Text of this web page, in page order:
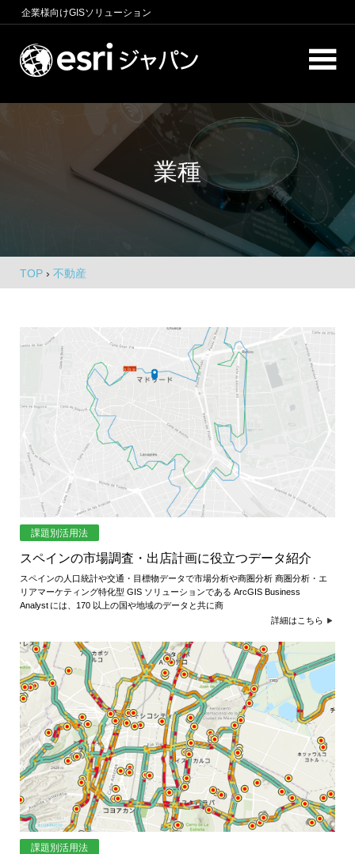
ン
企業様向けGISソリューション
ー
ョ
ン
イ
ン
テ
ジ
ェ
位
置
報
活
の
た
め
の
GIS・
地
図
ケ
テ
析、
リ
ス
対
IoT
等
の
活
用
法
を
ご
紹
介
業種
TOP › 不動産
課題別活用法
スペインの市場調査・出店計画に役立つデータ紹介
スペインの人口統計や交通・目標物データで市場分析や商圏分析 商圏分析・エ
リアマーケティング特化型 GIS ソリューションである ArcGIS Business
Analyst には、170 以上の国や地域のデータと共に商
詳細はこちら
課題別活用法